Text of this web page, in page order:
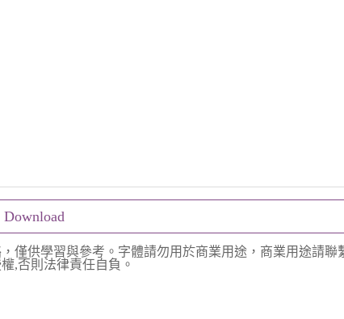
Download
僅供學習與參考。字體請勿用於商業用途，商業用途請聯
,否則法律責任自負。